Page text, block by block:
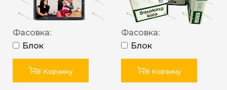
Фасовка:
Блок
В Корзину
Фасовка:
Блок
В Корзину